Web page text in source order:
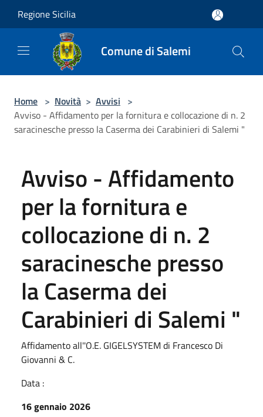
Regione Sicilia
Comune di Salemi
Home > Novità > Avvisi >
Avviso - Affidamento per la fornitura e collocazione di n. 2
saracinesche presso la Caserma dei Carabinieri di Salemi "
Avviso - Affidamento
per la fornitura e
collocazione di n. 2
saracinesche presso
la Caserma dei
Carabinieri di Salemi "
Affidamento all''O.E. GIGELSYSTEM di Francesco Di
Giovanni & C.
Data :
16 gennaio 2026